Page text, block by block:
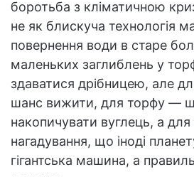
боротьба з кліматичною
не як блискуча технологія
повернення води в старе
маленьких заглиблень у
здаватися дрібницею, але
шанс вижити, для торфу —
накопичувати вуглець, а
нагадування, що іноді
гігантська машина, а